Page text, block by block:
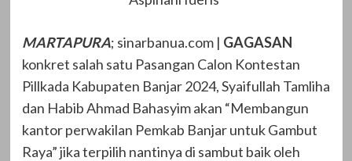
MARTAPURA; sinarbanua.com | GAGASAN
konkret salah satu Pasangan Calon Kontestan
Pillkada Kabupaten Banjar 2024, Syaifullah Tamliha
dan Habib Ahmad Bahasyim akan “Membangun
kantor perwakilan Pemkab Banjar untuk Gambut
Raya” jika terpilih nantinya di sambut baik oleh